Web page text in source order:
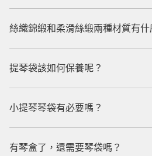
絲織錦緞和柔滑絲緞兩種材質有什
提琴袋該如何保養呢？
小提琴琴袋有必要嗎？
有琴盒了，還需要琴袋嗎？